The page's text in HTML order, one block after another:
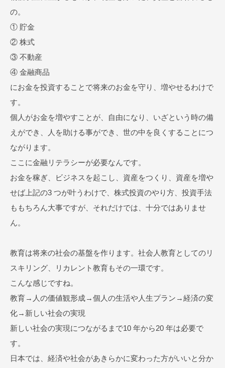
の。
① 貯金
② 株式
③ 不動産
④ 金融商品
にお金を投資することで将来のお金を守り、増やせるわけで
す。
個人がお金を増やすことが、自由になり、いざという時の備
えができ、人を助ける事ができ、世の中を良くすることにつ
ながります。
ここに金融リテラシーが必要なんです。
お金を稼ぎ、ビジネスを起こし、資産をつくり、資産を増や
せば上記の3 つが叶うわけで、株式投資のやり方、投資手法
ももちろん大事ですが、それだけでは、十分ではありませ
ん。
教育は将来の社会の基盤を作ります。社会人教育としてのリ
スキリング、リカレント教育もその一環です。
こんな感じですね。
教育→人の価値観形成→個人の生活や人生プラン→経済の変
化→新しい社会の実現
新しい社会の実現につながるまで10 年から20 年は必要で
す。
日本では、経済や社会があきらかに変わった方がいいと分か